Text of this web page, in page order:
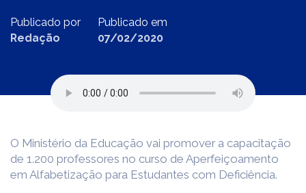
Publicado por
Redação
Publicado em
07/02/2020
O Ministério da Educação vai promover a capacitação
de 1.200 professores no curso de Aperfeiçoamento
em Alfabetização para Estudantes com Deficiência.